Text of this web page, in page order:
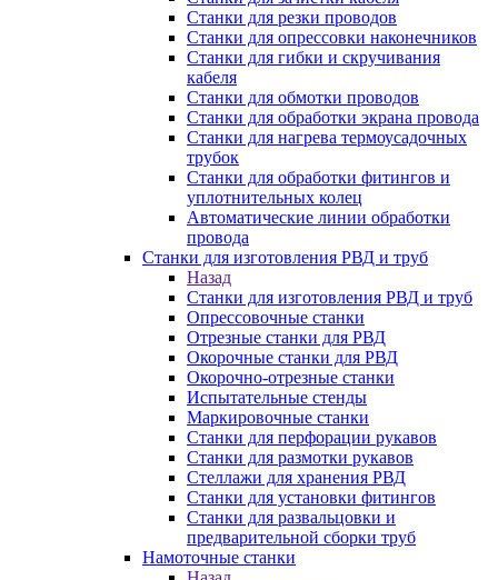
Станки для резки проводов
Станки для опрессовки наконечников
Станки для гибки и скручивания
кабеля
Станки для обмотки проводов
Станки для обработки экрана провода
Станки для нагрева термоусадочных
трубок
Станки для обработки фитингов и
уплотнительных колец
Автоматические линии обработки
провода
Станки для изготовления РВД и труб
Назад
Станки для изготовления РВД и труб
Опрессовочные станки
Отрезные станки для РВД
Окорочные станки для РВД
Окорочно-отрезные станки
Испытательные стенды
Маркировочные станки
Станки для перфорации рукавов
Станки для размотки рукавов
Стеллажи для хранения РВД
Станки для установки фитингов
Станки для развальцовки и
предварительной сборки труб
Намоточные станки